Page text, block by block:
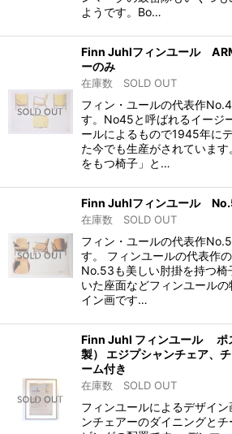
ようです。Bo…
Finn Juhlフィンユール
ーのみ
在庫数 SOLD OUT
フィン・ユールの代表作
す。No45と呼ばれるイージ
ールによるもので1945年に
た今でも生産がされていま
をもつ椅子」と…
Finn Juhlフィンユール
在庫数 SOLD OUT
フィン・ユールの代表作
す。 フィンユールの代表作
No.53も美しい肘掛を持つ椅
いた座面などフィンユール
イン画です…
Finn Juhl フィンユール ポ
製） エジプシャンチェア、
ーム付き
在庫数 SOLD OUT
フィンユールによるデザイ
ンチェアーのダイニングと